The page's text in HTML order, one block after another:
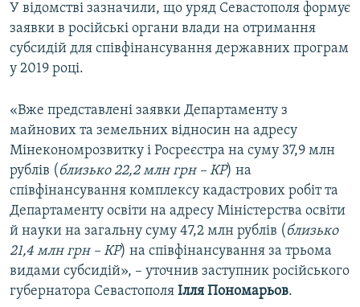
У відомстві зазначили, що уряд Севастополя формує
заявки в російські органи влади на отримання
субсидій для співфінансування державних програм
у 2019 році.
«Вже представлені заявки Департаменту з
майнових та земельних відносин на адресу
Мінекономрозвитку і Росреєстра на суму 37,9 млн
рублів ( близько 22,2 млн грн – КР) на
співфінансування комплексу кадастрових робіт та
Департаменту освіти на адресу Міністерства освіти
й науки на загальну суму 47,2 млн рублів ( близько
21,4 млн грн – КР) на співфінансування за трьома
видами субсидій», – уточнив заступник російського
губернатора Севастополя Ілля Пономарьов.